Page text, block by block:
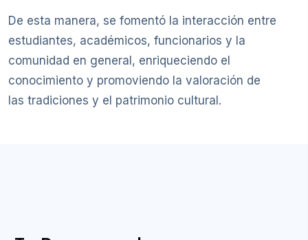
De esta manera, se fomentó la interacción entre
estudiantes, académicos, funcionarios y la
comunidad en general, enriqueciendo el
conocimiento y promoviendo la valoración de
las tradiciones y el patrimonio cultural.